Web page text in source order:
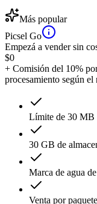
Más popular
Picsel Go
Empezá a vender sin
$0
+ Comisión del 10%
procesamiento según el
Límite de 30 MB
30 GB de
Marca de agua
Venta por